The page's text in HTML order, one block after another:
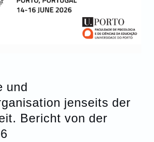
und
jenseits der
Bericht von der